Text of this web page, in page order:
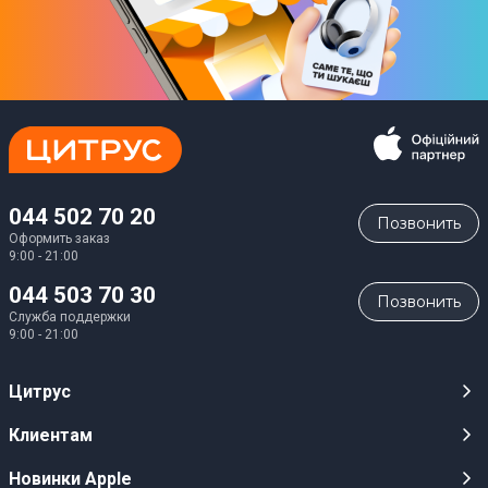
044 502 70 20
Оформить заказ
9:00 - 21:00
Позвонить
044 503 70 30
Служба поддержки
9:00 - 21:00
Позвонить
Цитрус
Карьера
Клиентам
Публичные оферты
Новинки Apple